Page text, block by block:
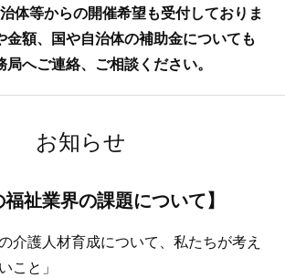
体等からの開催希望も受付しておりま
金額、国や自治体の補助金についても
局へご連絡、ご相談ください。
お知らせ
福祉業界の課題について】
介護人材育成について、私たちが考え
こと」